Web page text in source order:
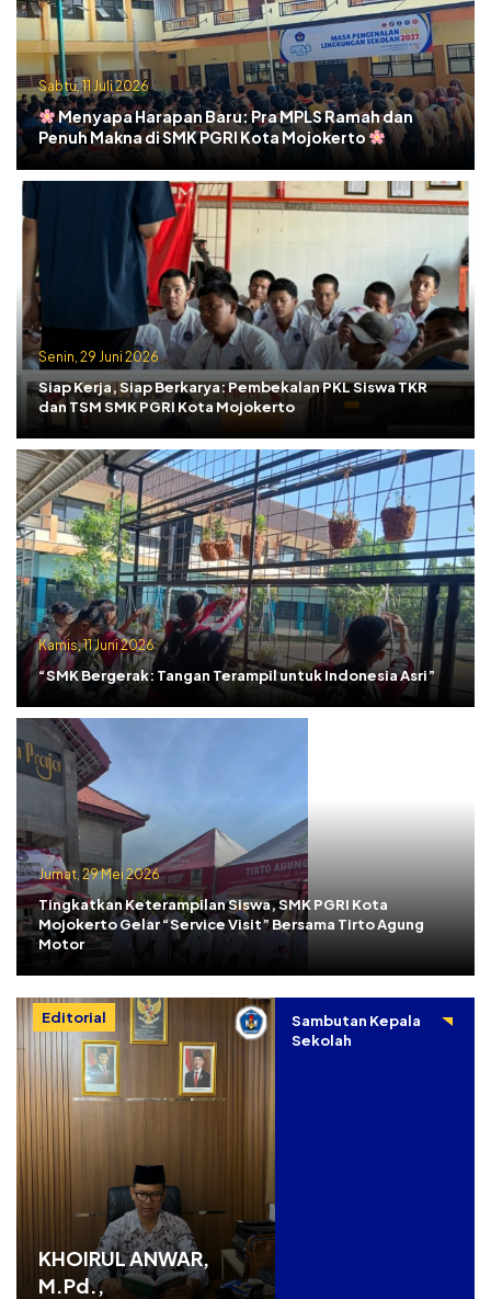
Sabtu, 11 Juli 2026
Menyapa Harapan Baru: Pra MPLS Ramah dan
Penuh Makna di SMK PGRI Kota Mojokerto
Senin, 29 Juni 2026
Siap Kerja, Siap Berkarya: Pembekalan PKL Siswa TKR
dan TSM SMK PGRI Kota Mojokerto
Kamis, 11 Juni 2026
“SMK Bergerak: Tangan Terampil untuk Indonesia Asri”
Jumat, 29 Mei 2026
Tingkatkan Keterampilan Siswa, SMK PGRI Kota
Mojokerto Gelar “Service Visit” Bersama Tirto Agung
Motor
Editorial
KHOIRUL ANWAR,
M.Pd.,
Sambutan Kepala
Sekolah